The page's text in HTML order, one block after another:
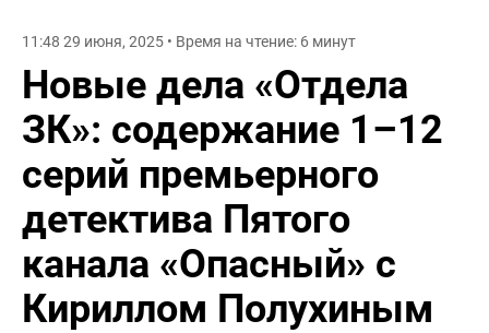
11:48 29 июня, 2025 • Время на чтение: 6 минут
Новые дела «Отдела
ЗК»: содержание 1–12
серий премьерного
детектива Пятого
канала «Опасный» с
Кириллом Полухиным